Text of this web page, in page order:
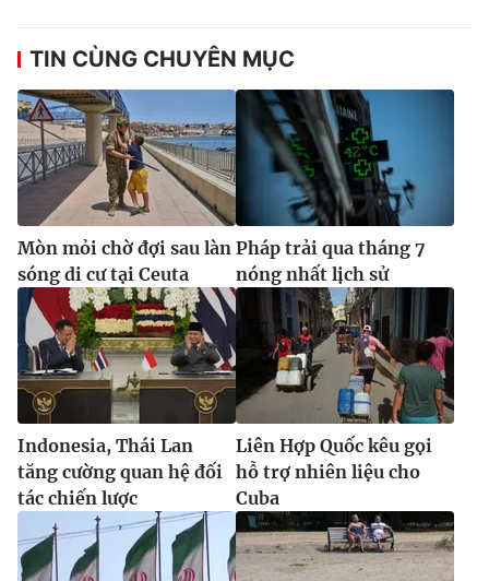
TIN CÙNG CHUYÊN MỤC
Mòn mỏi chờ đợi sau làn
sóng di cư tại Ceuta
Pháp trải qua tháng 7
nóng nhất lịch sử
Indonesia, Thái Lan
tăng cường quan hệ đối
tác chiến lược
Liên Hợp Quốc kêu gọi
hỗ trợ nhiên liệu cho
Cuba